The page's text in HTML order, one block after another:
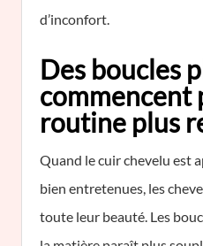
d’inconfort.
Des boucles
commencent
routine plus
Quand le cuir chevelu est
bien entretenues, les
toute leur beauté. Les